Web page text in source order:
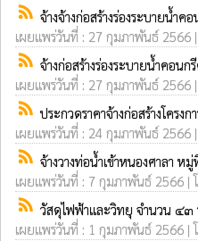
rss_feed จ้างจ้างก่อสร้างร่องระบายน้ำ
เผยแพร่วันที่ : 27 กุมภาพันธ์ 2566
rss_feed จ้างก่อสร้างร่องระบายน้ำคอน
เผยแพร่วันที่ : 27 กุมภาพันธ์ 2566
rss_feed ประกวดราคาจ้างก่อสร้างโคร
เผยแพร่วันที่ : 24 กุมภาพันธ์ 2566
rss_feed จ้างวางท่อน้ำเข้าหนองศาลา ห
เผยแพร่วันที่ : 7 กุมภาพันธ์ 2566 |
rss_feed วัสดุไฟฟ้าและวิทยุ จำนวน ๔๓
เผยแพร่วันที่ : 1 กุมภาพันธ์ 2566 |